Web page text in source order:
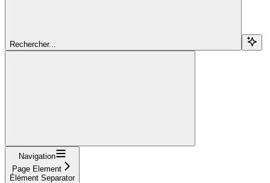
Rechercher...
Navigation
Page Element
Élément Separator